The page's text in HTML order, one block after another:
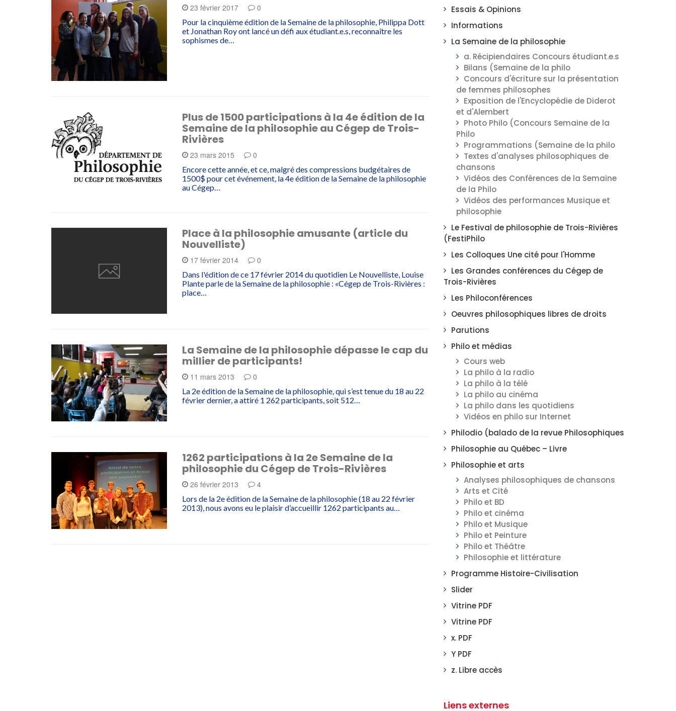
23 février 2017 0
Pour la cinquième édition de la Semaine de la philosophie, Philippa Dott
et Jonathan Roy ont lancé un défi aux étudiant.e.s, reconnaître les
sophismes de…
Plus de 1500 participations à la 4e édition de la
Semaine de la philosophie au Cégep de Trois-
Rivières
23 mars 2015 0
Encore cette année, et ce, malgré des compressions budgétaires de
1500$ pour cet événement, la 4e édition de la Semaine de la philosophie
au Cégep…
Place à la philosophie amusante (article du
Nouvelliste)
17 février 2014 0
Dans l'édition de ce 17 février 2014 du quotidien Le Nouvelliste, Louise
Plante parle de la Semaine de la philosophie : «Cégep de Trois-Rivières :
place…
La Semaine de la philosophie dépasse le cap du
millier de participants!
11 mars 2013 0
La 2e édition de la Semaine de la philosophie, qui s’est tenue du 18 au 22
février dernier, a attiré 1 262 participants, soit 512…
1262 participations à la 2e Semaine de la
philosophie du Cégep de Trois-Rivières
26 février 2013 4
Lors de la 2e édition de la Semaine de la philosophie (18 au 22 février
2013), nous avons eu le plaisir d’accueillir 1262 participants au…
Essais & Opinions
Informations
La Semaine de la philosophie
a. Récipiendaires Concours étudiant.e.s
Bilans (Semaine de la philo
Concours d'écriture sur la présentation
de femmes philosophes
Exposition de l'Encyclopédie de Diderot
et d'Alembert
Photo Philo (Concours Semaine de la
Philo
Programmations (Semaine de la philo
Textes d'analyses philosophiques de
chansons
Vidéos des Conférences de la Semaine
de la Philo
Vidéos des performances Musique et
philosophie
Le Festival de philosophie de Trois-Rivières
(FestiPhilo
Les Colloques Une cité pour l'Homme
Les Grandes conférences du Cégep de
Trois-Rivières
Les Philoconférences
Oeuvres philosophiques libres de droits
Parutions
Philo et médias
Cours web
La philo à la radio
La philo à la télé
La philo au cinéma
La philo dans les quotidiens
Vidéos en philo sur Internet
Philodio (balado de la revue Philosophiques
Philosophie au Québec – Livre
Philosophie et arts
Analyses philosophiques de chansons
Arts et Cité
Philo et BD
Philo et cinéma
Philo et Musique
Philo et Peinture
Philo et Théâtre
Philosophie et littérature
Programme Histoire-Civilisation
Slider
Vitrine PDF
Vitrine PDF
x. PDF
Y PDF
z. Libre accès
Liens externes